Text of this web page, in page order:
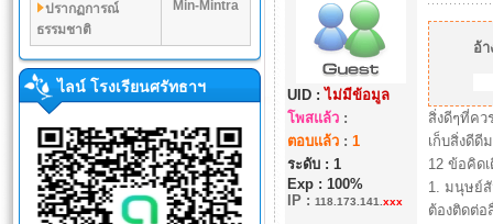
ปรากฏการณ์
ธรรมชาติ
Min-Mintra
ไลน์ โรงเรียนศรัทธาฯ UID :ไม่มีข้อมูล
โพสแล้ว:
ตอบแล้ว: 1
ระดับ : 1
Exp : 100%
IP: 118.173.141. xxx
อ้
สิ่งดีๆที่คว
เก็บสิ่งดีดี
12 ข้อคิด
1. มนุษย์
ต้องติดต่